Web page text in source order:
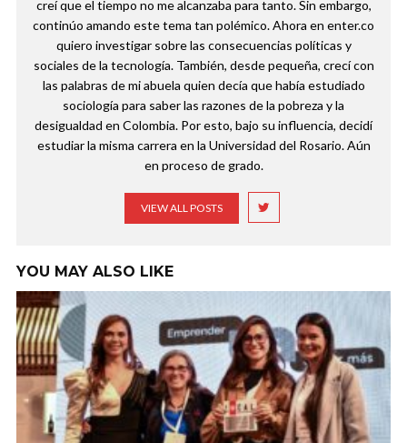
creí que el tiempo no me alcanzaba para tanto. Sin embargo,
continúo amando este tema tan polémico. Ahora en enter.co
quiero investigar sobre las consecuencias políticas y
sociales de la tecnología. También, desde pequeña, crecí con
las palabras de mi abuela quien decía que había estudiado
sociología para saber las razones de la pobreza y la
desigualdad en Colombia. Por esto, bajo su influencia, decidí
estudiar la misma carrera en la Universidad del Rosario. Aún
en proceso de grado.
VIEW ALL POSTS
YOU MAY ALSO LIKE